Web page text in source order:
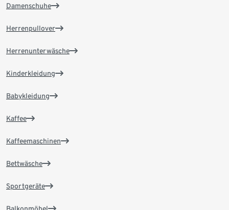
Damenschuhe
Herrenpullover
Herrenunterwäsche
Kinderkleidung
Babykleidung
Kaffee
Kaffeemaschinen
Bettwäsche
Sportgeräte